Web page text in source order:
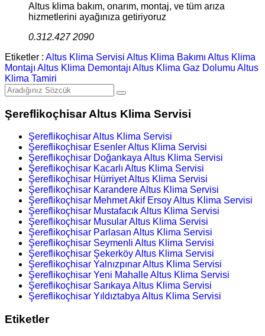
Altus klima bakım, onarım, montaj, ve tüm arıza
hizmetlerini ayağınıza getiriyoruz
0.312.427 2090
Etiketler : Altus Klima Servisi Altus Klima Bakımı Altus Klima
Montajı Altus Klima Demontajı Altus Klima Gaz Dolumu Altus
Klima Tamiri
Şereflikoçhisar Altus Klima Servisi
Şereflikoçhisar Altus Klima Servisi
Şereflikoçhisar Esenler Altus Klima Servisi
Şereflikoçhisar Doğankaya Altus Klima Servisi
Şereflikoçhisar Kacarlı Altus Klima Servisi
Şereflikoçhisar Hürriyet Altus Klima Servisi
Şereflikoçhisar Karandere Altus Klima Servisi
Şereflikoçhisar Mehmet Akif Ersoy Altus Klima Servisi
Şereflikoçhisar Mustafacık Altus Klima Servisi
Şereflikoçhisar Musular Altus Klima Servisi
Şereflikoçhisar Parlasan Altus Klima Servisi
Şereflikoçhisar Seymenli Altus Klima Servisi
Şereflikoçhisar Şekerköy Altus Klima Servisi
Şereflikoçhisar Yalnızpınar Altus Klima Servisi
Şereflikoçhisar Yeni Mahalle Altus Klima Servisi
Şereflikoçhisar Sarıkaya Altus Klima Servisi
Şereflikoçhisar Yıldıztabya Altus Klima Servisi
Etiketler